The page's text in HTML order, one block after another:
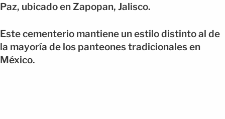
Paz, ubicado en Zapopan, Jalisco.
Este cementerio mantiene un estilo distinto al de
la mayoría de los panteones tradicionales en
México.